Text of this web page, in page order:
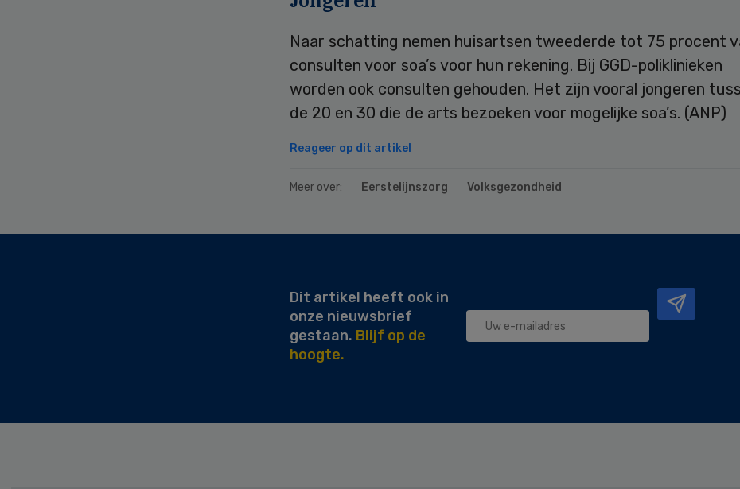
Naar schatting nemen huisartsen tweederde tot 75 procent
consulten voor soa’s voor hun rekening. Bij GGD-poliklinieken
worden ook consulten gehouden. Het zijn vooral jongeren
de 20 en 30 die de arts bezoeken voor mogelijke soa’s. (ANP)
Reageer op dit artikel
Meer over: Eerstelijnszorg Volksgezondheid
Dit artikel heeft ook in
onze nieuwsbrief
gestaan. Blijf op de
hoogte.